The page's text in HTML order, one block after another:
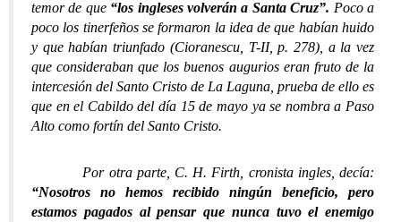
temor de que “los ingleses volverán a Santa Cruz”. Poco a
poco los tinerfeños se formaron la idea de que habían huido
y que habían triunfado (Cioranescu, T-II, p. 278), a la vez
que consideraban que los buenos augurios eran fruto de la
intercesión del Santo Cristo de La Laguna, prueba de ello es
que en el Cabildo del día 15 de mayo ya se nombra a Paso
Alto como fortín del Santo Cristo.
Por otra parte, C. H. Firth, cronista ingles, decía:
“Nosotros no hemos recibido ningún beneficio, pero
estamos pagados al pensar que nunca tuvo el enemigo